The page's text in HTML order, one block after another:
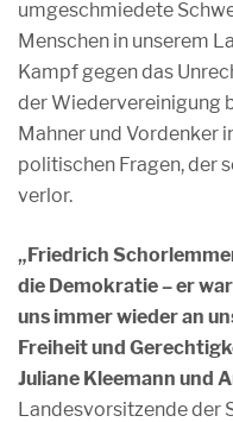
umgeschmiedete
Menschen in unserem
Kampf gegen das
der Wiedervereinigung
Mahner und Vordenker
politischen Fragen, der
verlor.
„Friedrich
die Demokratie – er
uns immer wieder an
Freiheit und
Juliane Kleemann und
Landesvorsitzende der